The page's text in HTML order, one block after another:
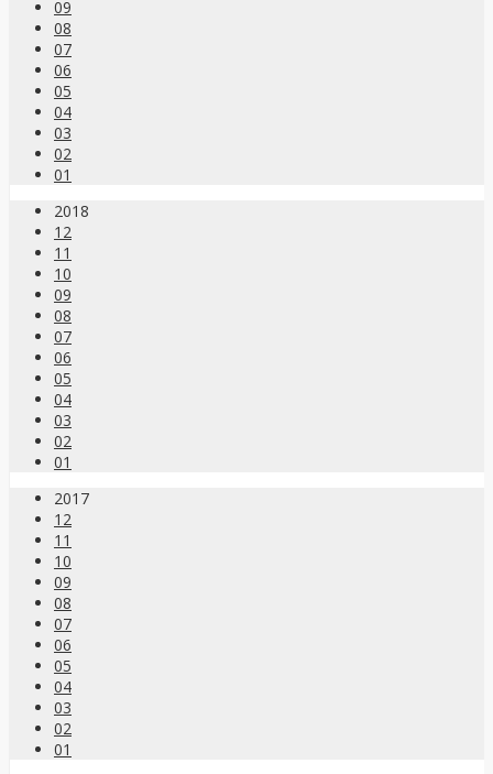
09
08
07
06
05
04
03
02
01
2018
12
11
10
09
08
07
06
05
04
03
02
01
2017
12
11
10
09
08
07
06
05
04
03
02
01